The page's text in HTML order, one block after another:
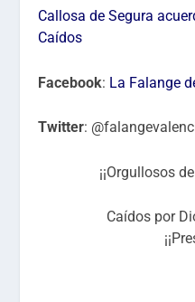
Callosa de Segura
Caídos
Facebook: La Falange
Twitter:
¡¡Orgullosos
Caídos por